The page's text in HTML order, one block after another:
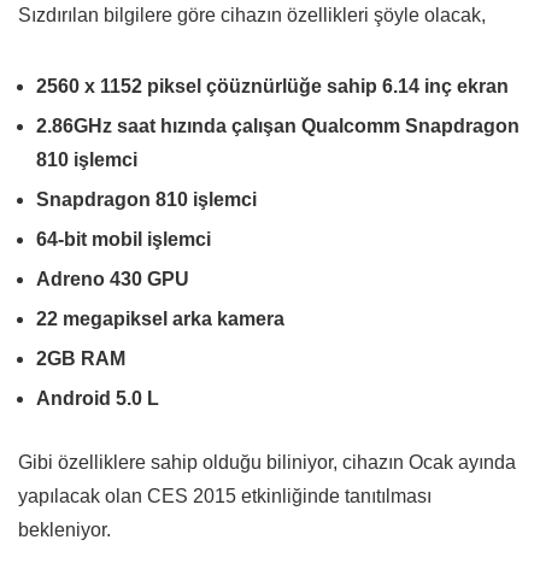
Sızdırılan bilgilere göre cihazın özellikleri şöyle olacak,
2560 x 1152 piksel çöüznürlüğe sahip 6.14 inç ekran
2.86GHz saat hızında çalışan Qualcomm Snapdragon
810 işlemci
Snapdragon 810 işlemci
64-bit mobil işlemci
Adreno 430 GPU
22 megapiksel arka kamera
2GB RAM
Android 5.0 L
Gibi özelliklere sahip olduğu biliniyor, cihazın Ocak ayında
yapılacak olan CES 2015 etkinliğinde tanıtılması
bekleniyor.